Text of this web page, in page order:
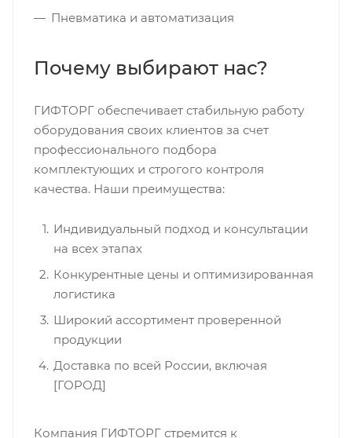
Пневматика и автоматизация
Почему выбирают нас?
ГИФТОРГ обеспечивает стабильную работу
оборудования своих клиентов за счет
профессионального подбора
комплектующих и строгого контроля
качества. Наши преимущества:
Индивидуальный подход и консультации
на всех этапах
Конкурентные цены и оптимизированная
логистика
Широкий ассортимент проверенной
продукции
Доставка по всей России, включая
[ГОРОД]
Компания ГИФТОРГ стремится к